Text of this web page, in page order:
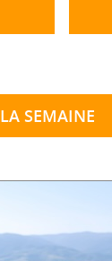
SEMAINE